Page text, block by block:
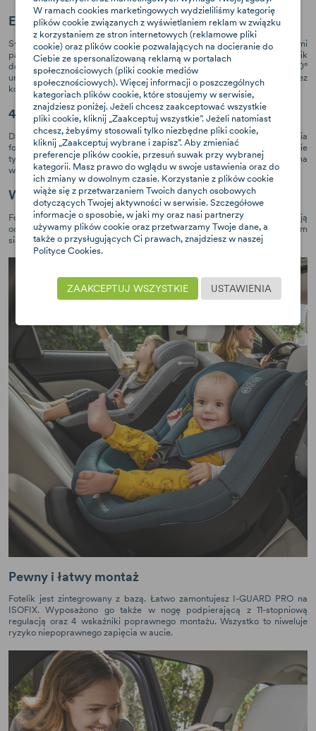
EASY SPIN 360°
System ułatwia wkładanie dziecka do fotelika i zapinanie wewnętrznymi
pasami. Wystarczy nacisnąć przycisk do zmiany pozycji i obrócić fotelik
do siebie: jest łatwo dostępny i komfortowy w użyciu EASY SPIN 360°
umożliwia również szybką zmianę ustawienia fotelika (RWF i FWF) bez
konieczności demontażu.
4 pozycje jazdy
Dzięki funkcji RECLINING można łatwo wyregulować kąt nachylenia
fotelika przy pomocy jednej ręki. Dzięki dostosowaniu pozycji fotelika nie
tylko zwiększasz komfort jazdy, ale także zapewniasz bezpieczeństwo na
wypadek zderzenia.
Wentylowana skorupa
Fotelik I-GUARD PRO ma specjalne otwory w skorupie, które zapewniają
odpowiednią wentylację. W połączeniu z przewiewnym materiałem
siedziska skutecznie odprowadzają wilgoć podczas jazdy w upalne dni.
Pewny i łatwy montaż
Fotelik jest zintegrowany z bazą. Łatwo zamontujesz I-GUARD PRO na
ISOFIX. Wyposażono go także w nogę podpierającą z 11-stopniową
regulacją oraz 4 wskaźniki poprawnego montażu. Wszystko to niweluje
ryzyko niepoprawnego zapięcia w aucie.
W ramach cookies marketingowych wydzieliliśmy kategorię
plików cookie związanych z wyświetlaniem reklam w związku
z korzystaniem ze stron internetowych (reklamowe pliki
cookie) oraz plików cookie pozwalających na docieranie do
Ciebie ze spersonalizowaną reklamą w portalach
społecznościowych (pliki cookie mediów
społecznościowych). Więcej informacji o poszczególnych
kategoriach plików cookie, które stosujemy w serwisie,
znajdziesz poniżej. Jeżeli chcesz zaakceptować wszystkie
pliki cookie, kliknij „Zaakceptuj wszystkie”. Jeżeli natomiast
chcesz, żebyśmy stosowali tylko niezbędne pliki cookie,
kliknij „Zaakceptuj wybrane i zapisz”. Aby zmieniać
preferencje plików cookie, przesuń suwak przy wybranej
kategorii. Masz prawo do wglądu w swoje ustawienia oraz do
ich zmiany w dowolnym czasie. Korzystanie z plików cookie
wiąże się z przetwarzaniem Twoich danych osobowych
dotyczących Twojej aktywności w serwisie. Szczegółowe
informacje o sposobie, w jaki my oraz nasi partnerzy
używamy plików cookie oraz przetwarzamy Twoje dane, a
także o przysługujących Ci prawach, znajdziesz w naszej
Polityce Cookies.
USTAWIENIA
ZAAKCEPTUJ WSZYSTKIE